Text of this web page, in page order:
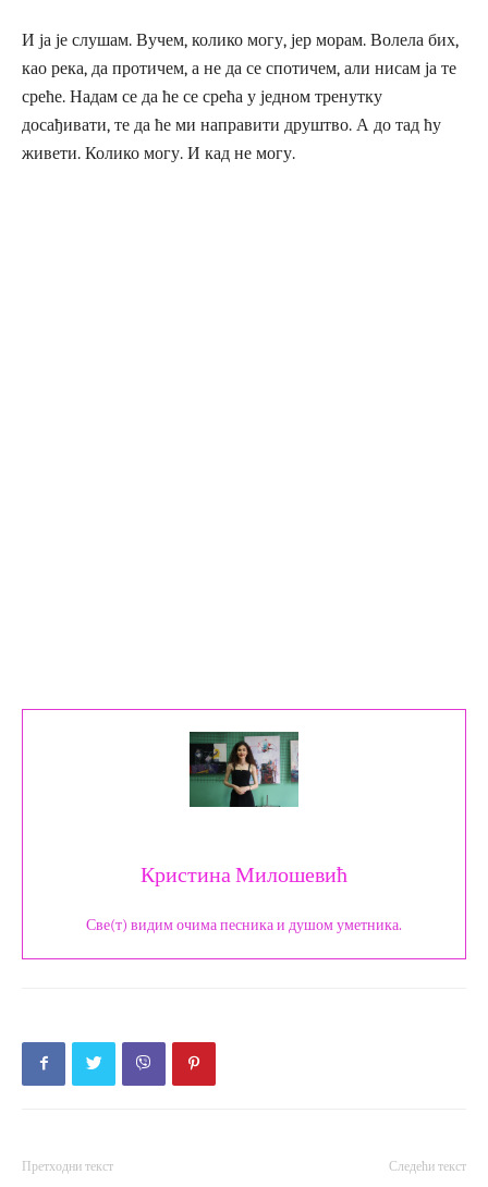
И ја је слушам. Вучем, колико могу, јер морам. Волела бих,
као река, да протичем, а не да се спотичем, али нисам ја те
среће. Надам се да ће се срећа у једном тренутку
досађивати, те да ће ми направити друштво. А до тад ћу
живети. Колико могу. И кад не могу.
Кристина Милошевић
Све(т) видим очима песника и душом уметника.
Претходни текст Следећи текст